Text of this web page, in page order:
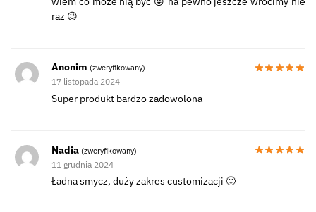
raz 😉
Anonim (zweryfikowany)
17 listopada 2024
Super produkt bardzo zadowolona
Nadia (zweryfikowany)
11 grudnia 2024
Ładna smycz, duży zakres customizacji 🙂